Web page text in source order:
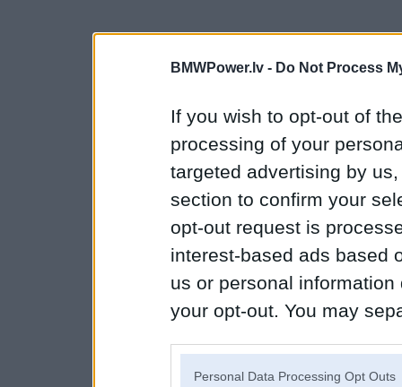
BMWPower.lv - Do Not Process
If you wish to opt-out of
processing of your
targeted advertising by
section to confirm your
opt-out request is
interest-based ads based
us or personal
your opt-out. You may
Personal Data Processing Opt Outs